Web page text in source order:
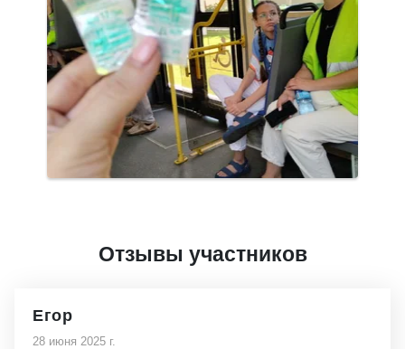
Отзывы участников
Егор
28 июня 2025 г.